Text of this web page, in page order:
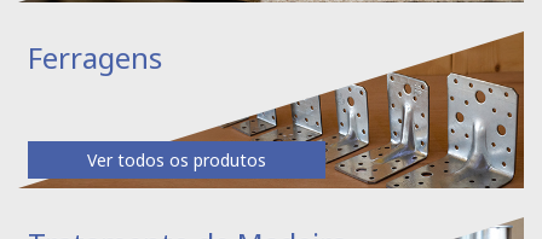
Ferragens
Ver todos os produtos